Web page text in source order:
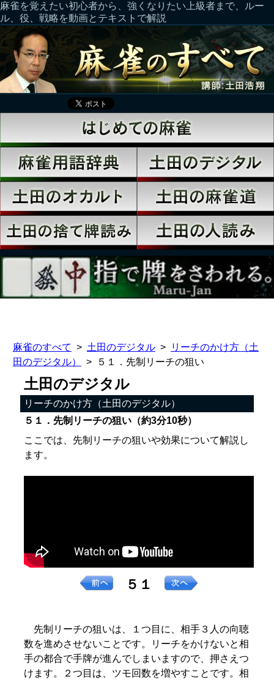
麻雀を覚えたい初心者から、強くなりたい上級者まで、ルー
ル、役、戦略を動画とテキストで解説
麻雀のすべて 土田のデジタル
リーチのかけ方（土
田のデジタル）
５１．先制リーチの狙い
土田のデジタル
リーチのかけ方（土田のデジタル）
５１．先制リーチの狙い（約3分10秒）
ここでは、先制リーチの狙いや効果について解説し
ます。
５１
先制リーチの狙いは、１つ目に、相手３人の向聴
数を進めさせないことです。リーチをかけないと相
手の都合で手牌が進んでしまいますので、押さえつ
けます。２つ目は、ツモ回数を増やすことです。相